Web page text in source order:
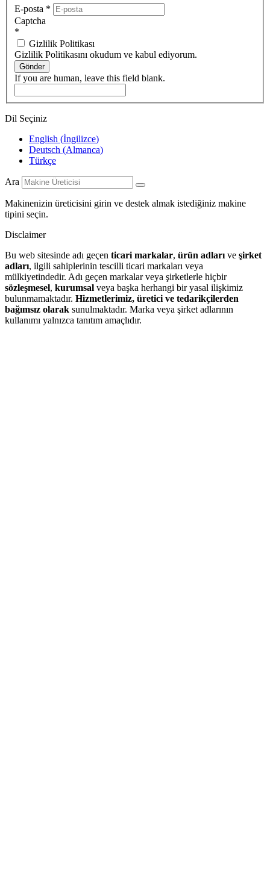
E-posta *
Captcha
*
Gizlilik Politikası
Gizlilik Politikasını okudum ve kabul ediyorum.
Gönder
If you are human, leave this field blank.
Dil Seçiniz
English (İngilizce)
Deutsch (Almanca)
Türkçe
Ara
Makinenizin üreticisini girin ve destek almak istediğiniz makine
tipini seçin.
Disclaimer
Bu web sitesinde adı geçen ticari markalar, ürün adları ve şirket
adları, ilgili sahiplerinin tescilli ticari markaları veya
mülkiyetindedir. Adı geçen markalar veya şirketlerle hiçbir
sözleşmesel, kurumsal veya başka herhangi bir yasal ilişkimiz
bulunmamaktadır. Hizmetlerimiz, üretici ve tedarikçilerden
bağımsız olarak sunulmaktadır. Marka veya şirket adlarının
kullanımı yalnızca tanıtım amaçlıdır.